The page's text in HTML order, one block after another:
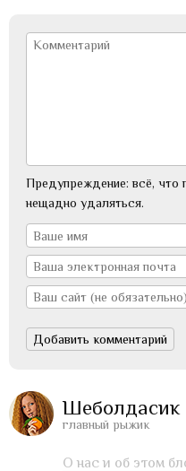
Предупреждение: всё, что
нещадно удаляться.
Шеболдасик
главный рыжик
О нас и об этом